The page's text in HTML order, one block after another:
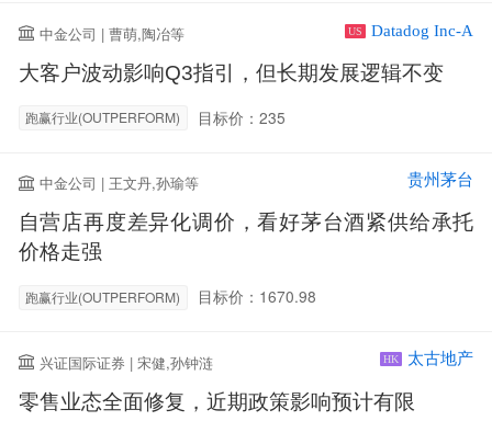
中金公司 | 曹萌,陶冶等 US Datadog Inc-A
大客户波动影响Q3指引，但长期发展逻辑不变
跑赢行业(OUTPERFORM) 目标价：235
中金公司 | 王文丹,孙瑜等 贵州茅台
自营店再度差异化调价，看好茅台酒紧供给承托
价格走强
跑赢行业(OUTPERFORM) 目标价：1670.98
兴证国际证券 | 宋健,孙钟涟 HK 太古地产
零售业态全面修复，近期政策影响预计有限